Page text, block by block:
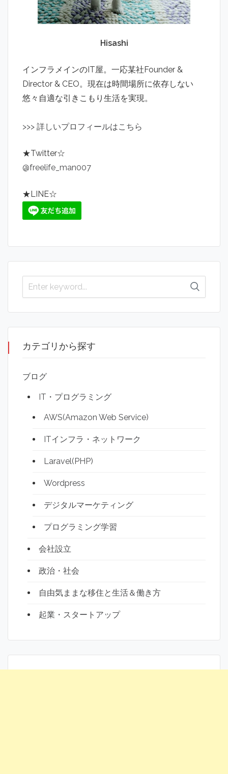
Hisashi
インフラメインのIT屋。一応某社Founder &
Director & CEO。現在は時間場所に依存しない
悠々自適な引きこもり生活を実現。
>>> 詳しいプロフィールはこちら
★Twitter☆
@freelife_man007
★LINE☆
カテゴリから探す
ブログ
IT・プログラミング
AWS(Amazon Web Service)
ITインフラ・ネットワーク
Laravel(PHP)
Wordpress
デジタルマーケティング
プログラミング学習
会社設立
政治・社会
自由気ままな移住と生活＆働き方
起業・スタートアップ